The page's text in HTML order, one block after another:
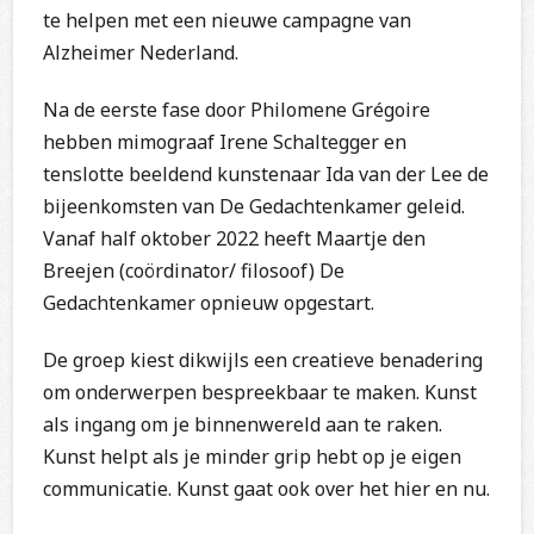
te helpen met een nieuwe campagne van
Alzheimer Nederland.
Na de eerste fase door Philomene Grégoire
hebben mimograaf Irene Schaltegger en
tenslotte beeldend kunstenaar Ida van der Lee de
bijeenkomsten van De Gedachtenkamer geleid.
Vanaf half oktober 2022 heeft Maartje den
Breejen (coördinator/ filosoof) De
Gedachtenkamer opnieuw opgestart.
De groep kiest dikwijls een creatieve benadering
om onderwerpen bespreekbaar te maken. Kunst
als ingang om je binnenwereld aan te raken.
Kunst helpt als je minder grip hebt op je eigen
communicatie. Kunst gaat ook over het hier en nu.